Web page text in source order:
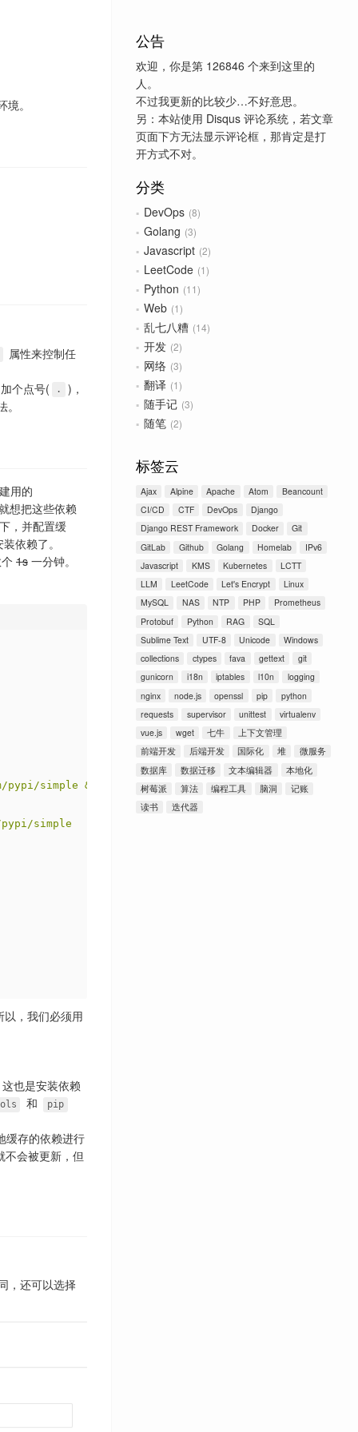
公告
欢迎，你是第 126846 个来到这里的
人。
不过我更新的比较少…不好意思。
另：本站使用 Disqus 评论系统，若文章
页面下方无法显示评论框，那肯定是打
开方式不对。
分类
DevOps 8
Golang 3
Javascript 2
LeetCode 1
Python 11
Web 1
乱七八糟 14
开发 2
网络 3
翻译 1
随手记 3
随笔 2
标签云
Ajax Alpine Apache Atom
Beancount
CI/CD
CTF DevOps
Django
Django REST Framework
Docker
Git
GitLab
Github Golang Homelab
IPv6
Javascript
KMS Kubernetes
LCTT
LLM
LeetCode Let's Encrypt
Linux
MySQL
NAS NTP PHP
Prometheus
Protobuf
Python RAG
SQL
Sublime Text
UTF-8 Unicode
Windows
collections
ctypes fava gettext
git
gunicorn
i18n iptables l10n
logging
nginx
node.js openssl pip
python
requests
supervisor unittest
virtualenv
vue.js
wget 七牛
上下文管理
前端开发
后端开发 国际化 堆
微服务
数据库
数据迁移 文本编辑器
本地化
树莓派
算法 编程工具 脑洞
记账
读书
迭代器
。
属性来控制任
个点号( .
)，
用的
想把这些依赖
，并配置缓
依赖了。
1s 一分钟。
simple && virtualenv venv )"
simple
以，我们必须用
也是安装依赖
和 pip
缓存的依赖进行
不会被更新，但
，还可以选择